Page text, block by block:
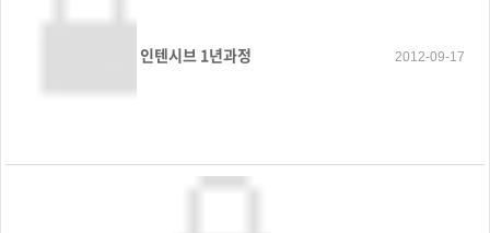
인텐시브 1년과정 2012-09-17